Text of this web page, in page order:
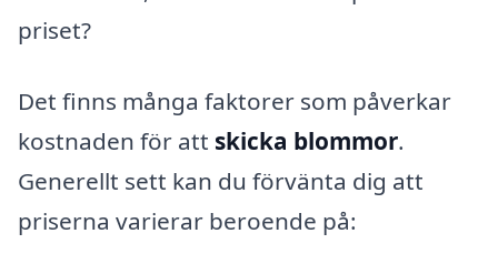
priset?
Det finns många faktorer som påverkar
kostnaden för att skicka blommor.
Generellt sett kan du förvänta dig att
priserna varierar beroende på: